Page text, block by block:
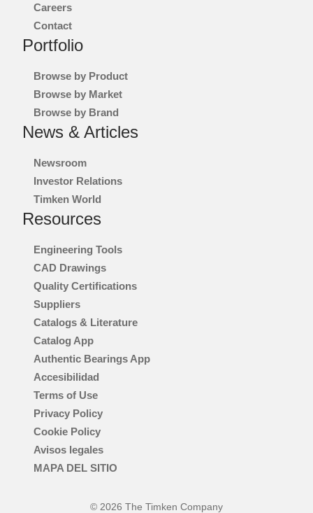
Careers
Contact
Portfolio
Browse by Product
Browse by Market
Browse by Brand
News & Articles
Newsroom
Investor Relations
Timken World
Resources
Engineering Tools
CAD Drawings
Quality Certifications
Suppliers
Catalogs & Literature
Catalog App
Authentic Bearings App
Accesibilidad
Terms of Use
Privacy Policy
Cookie Policy
Avisos legales
MAPA DEL SITIO
© 2026 The Timken Company